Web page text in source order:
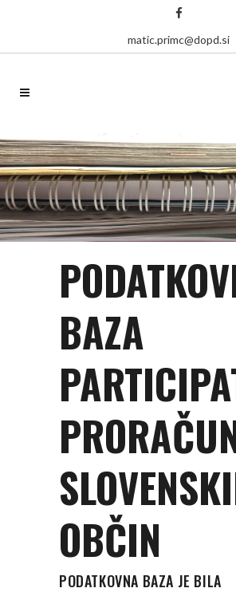
matic.primc@dopd.si
BAZA
OBČIN
PODATKOVNA BAZA JE BILA